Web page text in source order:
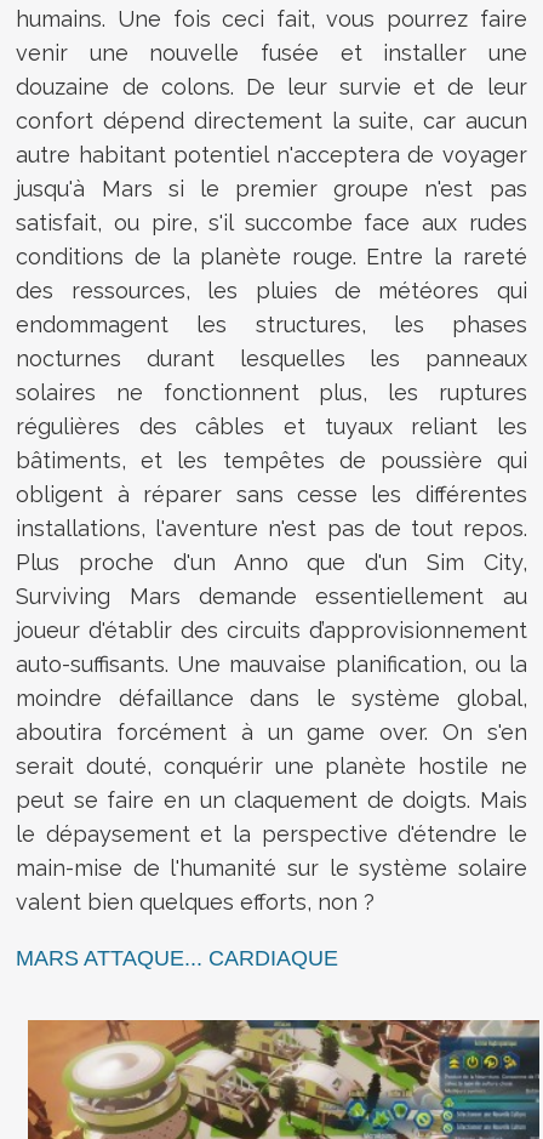
humains. Une fois ceci fait, vous pourrez faire
venir une nouvelle fusée et installer une
douzaine de colons. De leur survie et de leur
confort dépend directement la suite, car aucun
autre habitant potentiel n'acceptera de voyager
jusqu'à Mars si le premier groupe n'est pas
satisfait, ou pire, s'il succombe face aux rudes
conditions de la planète rouge. Entre la rareté
des ressources, les pluies de météores qui
endommagent les structures, les phases
nocturnes durant lesquelles les panneaux
solaires ne fonctionnent plus, les ruptures
régulières des câbles et tuyaux reliant les
bâtiments, et les tempêtes de poussière qui
obligent à réparer sans cesse les différentes
installations, l'aventure n'est pas de tout repos.
Plus proche d'un Anno que d'un Sim City,
Surviving Mars demande essentiellement au
joueur d'établir des circuits d’approvisionnement
auto-suffisants. Une mauvaise planification, ou la
moindre défaillance dans le système global,
aboutira forcément à un game over. On s'en
serait douté, conquérir une planète hostile ne
peut se faire en un claquement de doigts. Mais
le dépaysement et la perspective d'étendre le
main-mise de l'humanité sur le système solaire
valent bien quelques efforts, non ?
MARS ATTAQUE... CARDIAQUE